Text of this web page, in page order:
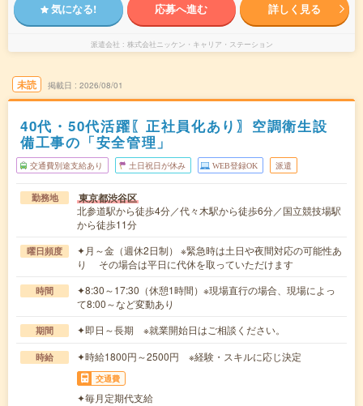
気になる! 応募へ進む 詳しく見る
派遣会社 株式会社ニッケン・キャリア・ステーション
未読 掲載日 2026/08/01
40代・50代活躍〖正社員化あり〗空調衛生設
備工事の「安全管理」
交通費別途支給あり 土日祝日が休み WEB登録OK 派遣
勤務地 東京都渋谷区
北参道駅から徒歩4分／代々木駅から徒歩6分／国立競技場駅
から徒歩11分
曜日頻度
✦月～金（週休2日制） ※緊急時は土日や夜間対応の可能性あ
り その場合は平日に代休を取っていただけます
時間
✦8:30～17:30（休憩1時間）※現場直行の場合、現場によっ
て8:00～など変動あり
期間 ✦即日～長期 ※就業開始日はご相談ください。
時給 ✦時給1800円～2500円 ※経験・スキルに応じ決定
交通費
✦毎月定期代支給